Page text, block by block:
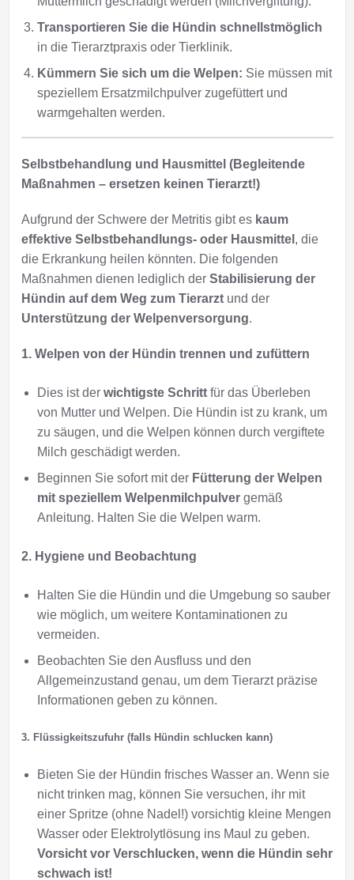
Transportieren Sie die Hündin schnellstmöglich
in die Tierarztpraxis oder Tierklinik.
Kümmern Sie sich um die Welpen: Sie müssen mit
speziellem Ersatzmilchpulver zugefüttert und
warmgehalten werden.
Selbstbehandlung und Hausmittel (Begleitende
Maßnahmen – ersetzen keinen Tierarzt!)
Aufgrund der Schwere der Metritis gibt es kaum
effektive Selbstbehandlungs- oder Hausmittel , die
die Erkrankung heilen könnten. Die folgenden
Maßnahmen dienen lediglich der Stabilisierung der
Hündin auf dem Weg zum Tierarztund der
Unterstützung der Welpenversorgung.
1. Welpen von der Hündin trennen und zufüttern
Dies ist der wichtigste Schrittfür das Überleben
von Mutter und Welpen. Die Hündin ist zu krank, um
zu säugen, und die Welpen können durch vergiftete
Milch geschädigt werden.
Beginnen Sie sofort mit der Fütterung der Welpen
mit speziellem Welpenmilchpulvergemäß
Anleitung. Halten Sie die Welpen warm.
2. Hygiene und Beobachtung
Halten Sie die Hündin und die Umgebung so sauber
wie möglich, um weitere Kontaminationen zu
vermeiden.
Beobachten Sie den Ausfluss und den
Allgemeinzustand genau, um dem Tierarzt präzise
Informationen geben zu können.
3. Flüssigkeitszufuhr (falls Hündin schlucken kann)
Bieten Sie der Hündin frisches Wasser an. Wenn sie
nicht trinken mag, können Sie versuchen, ihr mit
einer Spritze (ohne Nadel!) vorsichtig kleine Mengen
Wasser oder Elektrolytlösung ins Maul zu geben.
Vorsicht vor Verschlucken, wenn die Hündin sehr
schwach ist!